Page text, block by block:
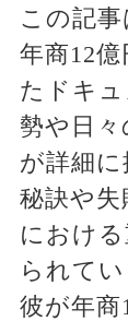
この記
年商12
たドキ
勢や日
が詳細
秘訣や
におけ
られて
彼が年